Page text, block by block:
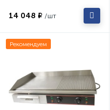
14 048 ₽ /шт
Рекомендуем